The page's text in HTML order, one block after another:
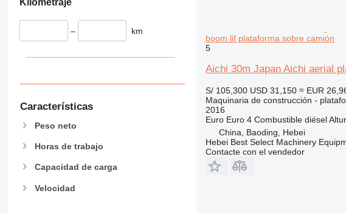
907
908
928
950
953
962
– km
Características
Peso neto
Horas de trabajo
Capacidad de carga
Velocidad
boom lif plataforma sobre camión
5
Aichi 30m Japan Aichi aerial
S/ 105,300 USD 31,150 ≈ EUR
Maquinaria de construcción -
2016
Euro Euro 4 Combustible diésel
China, Baoding, Hebei
Hebei Best Select Machinery
Contacte con el vendedor